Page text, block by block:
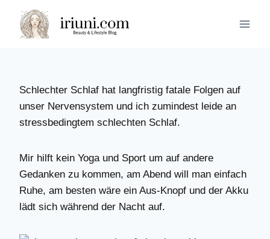
Inhalt
springen
Schlechter Schlaf hat langfristig fatale Folgen auf
unser Nervensystem und ich zumindest leide an
stressbedingtem schlechten Schlaf.
Mir hilft kein Yoga und Sport um auf andere
Gedanken zu kommen, am Abend will man einfach
Ruhe, am besten wäre ein Aus-Knopf und der Akku
lädt sich während der Nacht auf.